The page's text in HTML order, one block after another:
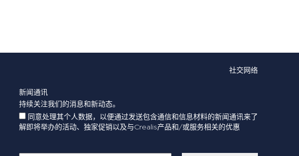
社交网络
新闻通讯
持续关注我们的消息和新动态。
同意处理其个人数据，以便通过发送包含通信和信息材料的新闻通讯来了
解即将举办的活动、独家促销以及与Crealis产品和/或服务相关的优惠